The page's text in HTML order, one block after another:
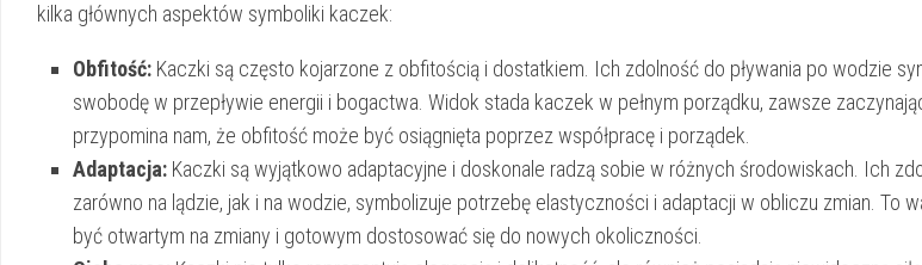
kilka ⁢głównych aspektów symboliki kaczek:
Obfitość: Kaczki są często kojarzone⁢ z obfitością i dostatkiem. Ich zdolność do ‍pływania po wodzie
swobodę⁤ w przepływie ‌energii i⁤ bogactwa. ⁤Widok stada kaczek w pełnym porządku, zawsze
przypomina⁤ nam, że obfitość może być⁢ osiągnięta poprzez współpracę ⁣i‌ porządek.
Adaptacja: Kaczki są wyjątkowo adaptacyjne i doskonale radzą sobie w różnych środowiskach. Ich
zarówno na ⁤lądzie, jak i na wodzie, symbolizuje potrzebę elastyczności i adaptacji w obliczu zmian. To
być otwartym⁢ na zmiany i ⁣gotowym dostosować się‍ do nowych okoliczności.